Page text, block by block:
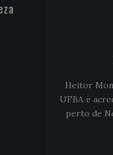
Heitor
UFBA e
perto de